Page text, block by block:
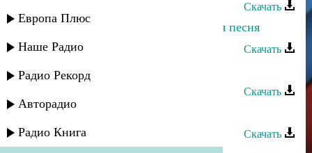
Европа Плюс
Наше Радио
Радио Рекорд
Авторадио
Радио Книга
Скачать
Асадула Бахтанов - Бомба аварская песня
Скачать
Нурианна Каллаева - О матери
Скачать
Мурад Садуев - Къызлар
Скачать